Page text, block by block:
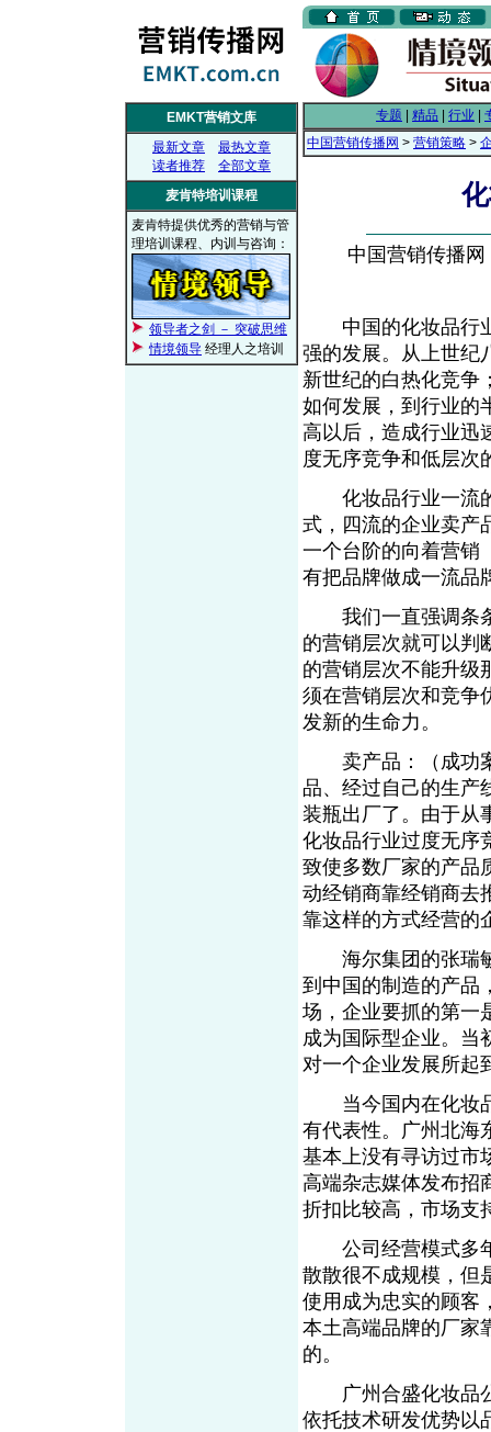
EMKT营销文库
最新文章
最热文章
读者推荐
全部文章
麦肯特培训课程
麦肯特提供优秀的营销与管
理培训课程、内训与咨询：
领导者之剑 － 突破思维
情境领导 经理人之培训
专题 精品 行业
中国营销传播网 > 营销策略 >
中国营销传播
中国的化妆品行业
强的发展。从上世纪
新世纪的白热化竞争
如何发展，到行业的
高以后，造成行业迅
度无序竞争和低层次
化妆品行业一流的
式，四流的企业卖产
一个台阶的向着营销
有把品牌做成一流品
我们一直强调条条
的营销层次就可以判
的营销层次不能升级
须在营销层次和竞争
发新的生命力。
卖产品：（成功案
品、经过自己的生产
装瓶出厂了。由于从
化妆品行业过度无序
致使多数厂家的产品
动经销商靠经销商去
靠这样的方式经营的
海尔集团的张瑞敏
到中国的制造的产品
场，企业要抓的第一
成为国际型企业。当
对一个企业发展所起
当今国内在化妆品
有代表性。广州北海
基本上没有寻访过市
高端杂志媒体发布招
折扣比较高，市场支
公司经营模式多年
散散很不成规模，但
使用成为忠实的顾客
本土高端品牌的厂家
的。
广州合盛化妆品公
依托技术研发优势以